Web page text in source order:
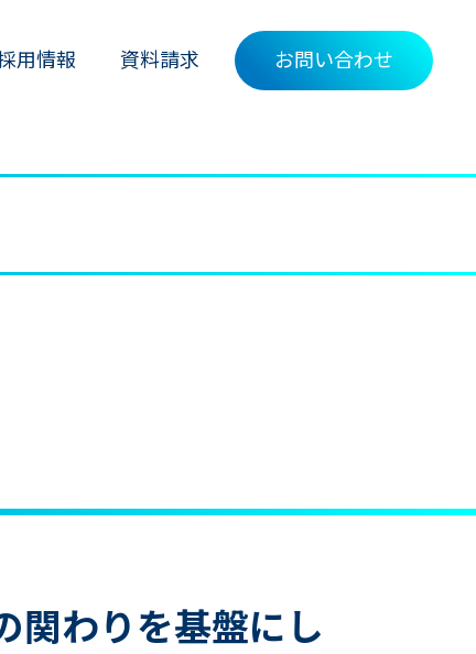
用情報 資料請求 お問い合わせ
関わりを基盤にし